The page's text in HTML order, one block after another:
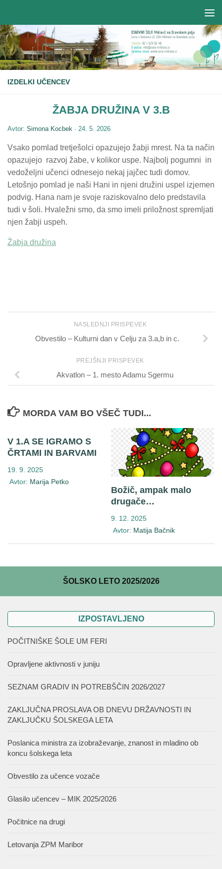
IZDELKI UČENCEV
ŽABJA DRUŽINA V 3.B
Avtor: Simona Kocbek · 24. 5. 2026
Vsako pomlad tretješolci opazujejo žabji mrest. Na ta način
opazujejo razvoj žabe, v kolikor uspe. Najbolj pogumni in
vedoželjni učenci odnesejo nekaj jajčec tudi domov.
Letošnjo pomlad je naši Hani in njeni družini uspel izjemen
podvig. Hana nam je svoje raziskovalno delo predstavila
tudi v šoli. Hvaležni smo, da smo imeli priložnost spremljati
njen žabji uspeh.
Žabja družina
NASLEDNJI PRISPEVEK
Obvestilo – Kulturni dan v Celju za 3.a,b in c.
PREJŠNJI PRISPEVEK
Akvatlon – 1. mesto Adamu Sgermu
MORDA VAM BO VŠEČ TUDI...
V 1.A SE IGRAMO S
ČRTAMI IN BARVAMI
19. 9. 2025
Avtor: Marija Petko
Božič, ampak malo
drugače…
9. 12. 2025
Avtor: Matija Bačnik
ŠOLSKO LETO 2025/2026
IZPOSTAVLJENO
POČITNIŠKE ŠOLE UM FERI
Opravljene aktivnosti v juniju
SEZNAM GRADIV IN POTREBŠČIN 2026/2027
ZAKLJUČNA PROSLAVA OB DNEVU DRŽAVNOSTI IN
ZAKLJUČKU ŠOLSKEGA LETA
Poslanica ministra za izobraževanje, znanost in mladino ob
koncu šolskega leta
Obvestilo za učence vozače
Glasilo učencev – MIK 2025/2026
Počitnice na drugi
Letovanja ZPM Maribor